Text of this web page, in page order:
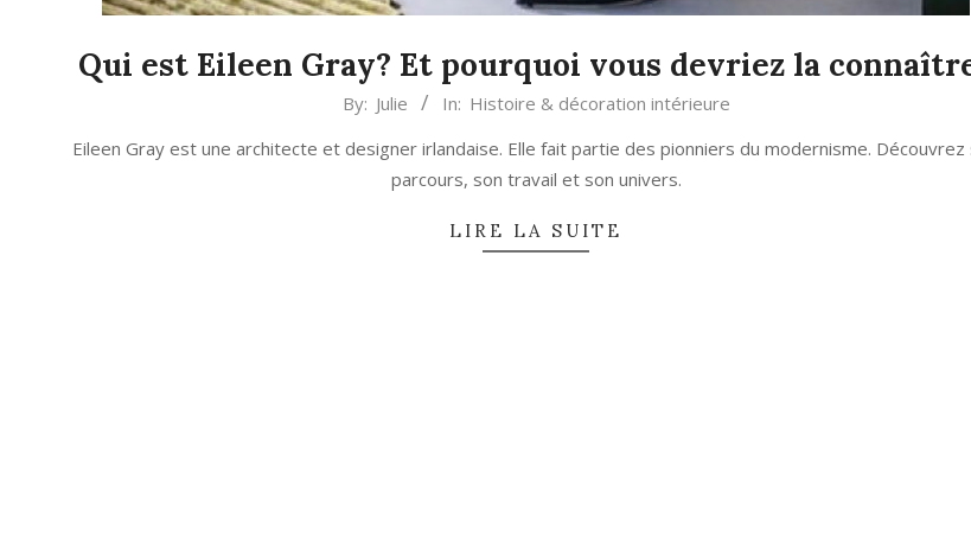
Qui est Eileen Gray? Et pourquoi vous devriez la
24
By: Julie In: Histoire & décoration intérieure
Eileen Gray est une architecte et designer irlandaise. Elle fait partie des pionniers du modernisme. Découvrez
parcours, son travail et son univers.
LIRE LA SUITE